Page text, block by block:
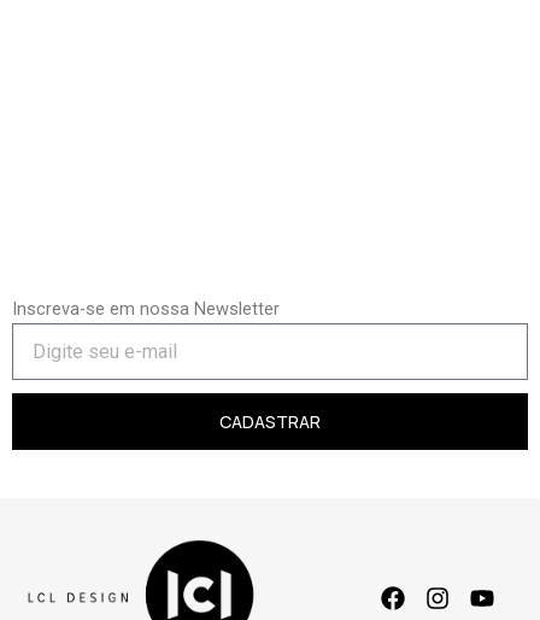
Inscreva-se em nossa Newsletter
CADASTRAR